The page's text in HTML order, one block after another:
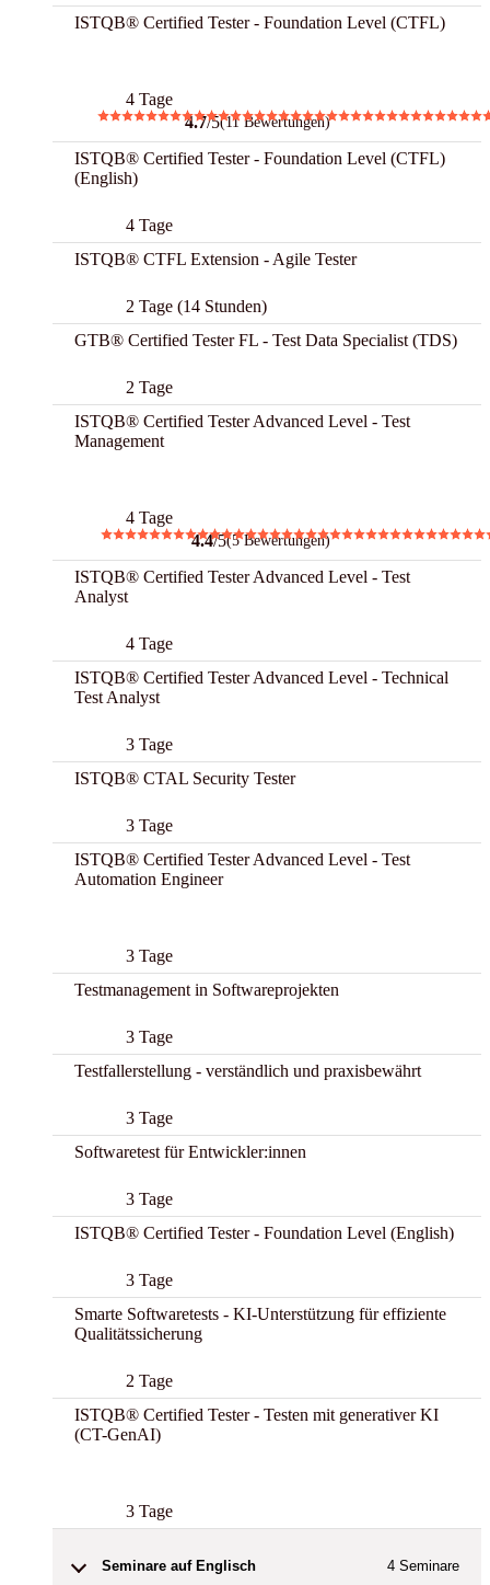
ISTQB® Certified Tester - Foundation Level (CTFL)
4 Tage
4.7/5(11 Bewertungen)
ISTQB® Certified Tester - Foundation Level (CTFL)
(English)
4 Tage
ISTQB® CTFL Extension - Agile Tester
2 Tage (14 Stunden)
GTB® Certified Tester FL - Test Data Specialist (TDS)
2 Tage
ISTQB® Certified Tester Advanced Level - Test
Management
4 Tage
4.4/5(5 Bewertungen)
ISTQB® Certified Tester Advanced Level - Test
Analyst
4 Tage
ISTQB® Certified Tester Advanced Level - Technical
Test Analyst
3 Tage
ISTQB® CTAL Security Tester
3 Tage
ISTQB® Certified Tester Advanced Level - Test
Automation Engineer
3 Tage
Testmanagement in Softwareprojekten
3 Tage
Testfallerstellung - verständlich und praxisbewährt
3 Tage
Softwaretest für Entwickler:innen
3 Tage
ISTQB® Certified Tester - Foundation Level (English)
3 Tage
Smarte Softwaretests - KI-Unterstützung für effiziente
Qualitätssicherung
2 Tage
ISTQB® Certified Tester - Testen mit generativer KI
(CT-GenAI)
3 Tage
Seminare auf Englisch 4 Seminare